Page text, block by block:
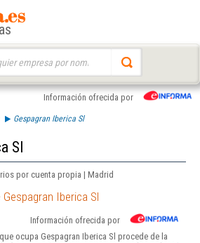
Información ofrecida por
Gespagran Iberica Sl
Sl
por cuenta propia | Madrid
Iberica Sl
Información ofrecida por
ocupa Gespagran Iberica Sl procede de la